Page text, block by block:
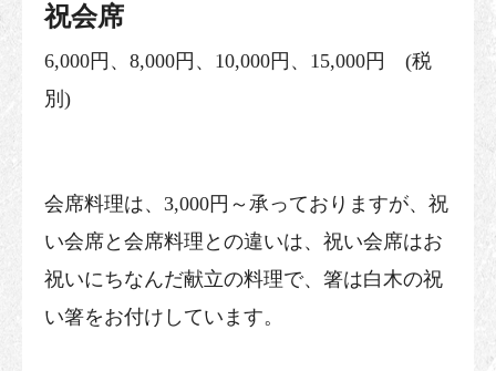
祝会席
6,000円、8,000円、10,000円、15,000円 (税
別)
会席料理は、3,000円～承っておりますが、祝
い会席と会席料理との違いは、祝い会席はお
祝いにちなんだ献立の料理で、箸は白木の祝
い箸をお付けしています。